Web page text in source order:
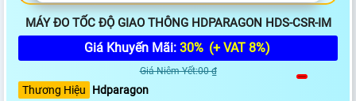
MÁY ĐO TỐC ĐỘ GIAO THÔNG HDPARAGON HDS-CSR-IM
Giá Khuyến Mãi: 30% (+ VAT 8%)
Giá Niêm Yết:00 ₫
Thương Hiệu
Hdparagon